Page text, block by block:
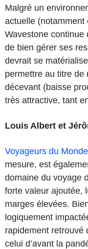
Malgré un
actuelle (notamment
Wavestone continue
de bien gérer ses
devrait se
permettre au titre de
décevant (baisse
très attractive, tant
Louis Albert et
Voyageurs du Monde
mesure, est
domaine du voyage
forte valeur ajoutée,
marges élevées.
logiquement
rapidement retrouvé
celui d’avant la